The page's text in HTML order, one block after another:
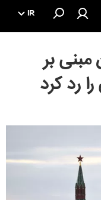
IR
بر
رد کرد